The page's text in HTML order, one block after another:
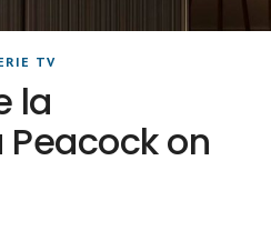
TV
la
on